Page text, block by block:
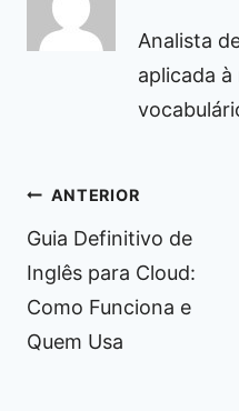
Analista
aplicada
Navegação
de
Post
ANTERIOR
Guia Definitivo de
Inglês para Cloud:
Como Funciona e
Quem Usa